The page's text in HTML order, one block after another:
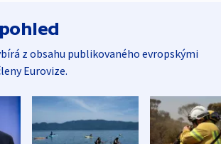
z obsahu publikovaného evropskými
Eurovize.